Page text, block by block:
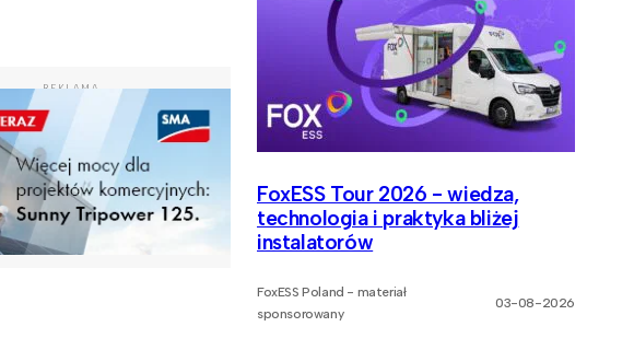
REKLAMA
FoxESS Tour 2026 - wiedza,
technologia i praktyka bliżej
instalatorów
FoxESS Poland - materiał
sponsorowany
03-08-2026